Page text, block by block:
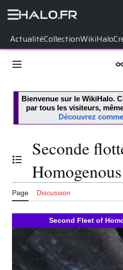
ActualitéCollectionWikiHalo
contenu
Menu principal
Bienvenue sur le WikiHalo.
par tous les visiteurs,
Découvrez
Basculer la table des matières
Seconde
Page Discussion
Second Fleet of
«
C'est la plus grande
flotte covenante
que je n'ai jamais
vue… personne
n'en a jamais vue
d'aussi importante.